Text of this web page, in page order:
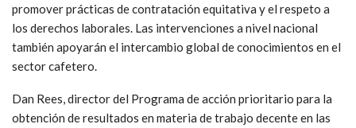
promover prácticas de contratación equitativa y el respeto a
los derechos laborales. Las intervenciones a nivel nacional
también apoyarán el intercambio global de conocimientos en el
sector cafetero.
Dan Rees, director del Programa de acción prioritario para la
obtención de resultados en materia de trabajo decente en las